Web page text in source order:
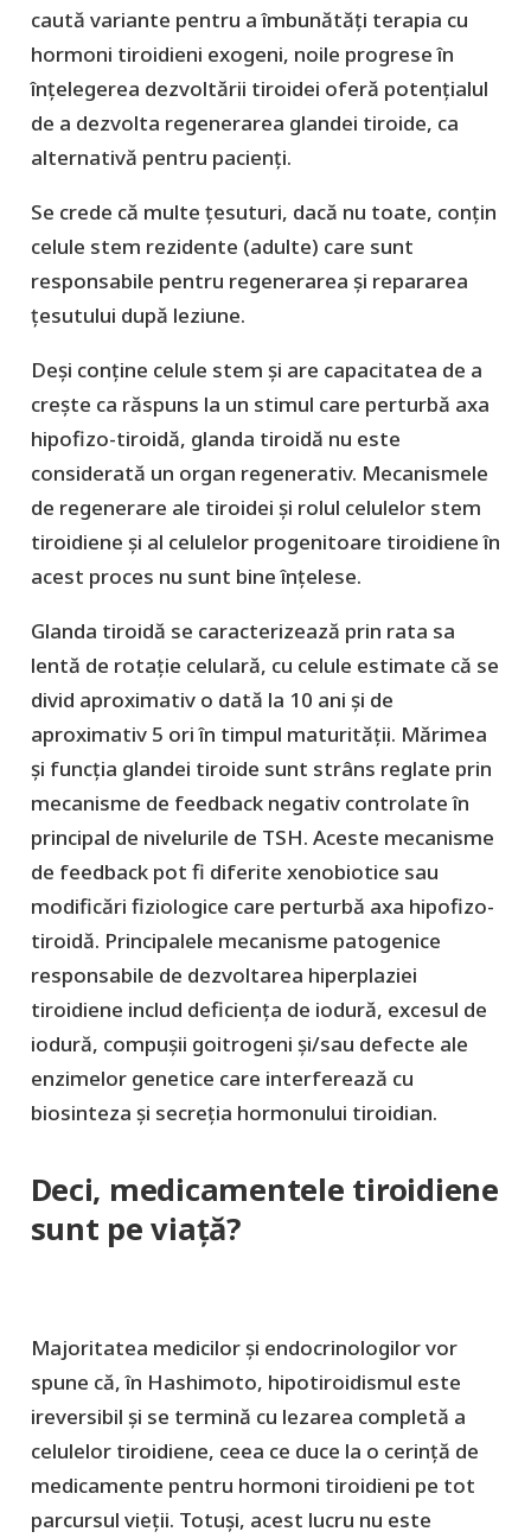
caută variante pentru a îmbunătăți terapia cu
hormoni tiroidieni exogeni, noile progrese în
înțelegerea dezvoltării tiroidei oferă potențialul
de a dezvolta regenerarea glandei tiroide, ca
alternativă pentru pacienți.
Se crede că multe țesuturi, dacă nu toate, conțin
celule stem rezidente (adulte) care sunt
responsabile pentru regenerarea și repararea
țesutului după leziune.
Deși conține celule stem și are capacitatea de a
crește ca răspuns la un stimul care perturbă axa
hipofizo-tiroidă, glanda tiroidă nu este
considerată un organ regenerativ. Mecanismele
de regenerare ale tiroidei și rolul celulelor stem
tiroidiene și al celulelor progenitoare tiroidiene în
acest proces nu sunt bine înțelese.
Glanda tiroidă se caracterizează prin rata sa
lentă de rotație celulară, cu celule estimate că se
divid aproximativ o dată la 10 ani și de
aproximativ 5 ori în timpul maturității. Mărimea
și funcția glandei tiroide sunt strâns reglate prin
mecanisme de feedback negativ controlate în
principal de nivelurile de TSH. Aceste mecanisme
de feedback pot fi diferite xenobiotice sau
modificări fiziologice care perturbă axa hipofizo-
tiroidă. Principalele mecanisme patogenice
responsabile de dezvoltarea hiperplaziei
tiroidiene includ deficiența de iodură, excesul de
iodură, compușii goitrogeni și/sau defecte ale
enzimelor genetice care interferează cu
biosinteza și secreția hormonului tiroidian.
Deci, medicamentele tiroidiene
sunt pe viață?
Majoritatea medicilor și endocrinologilor vor
spune că, în Hashimoto, hipotiroidismul este
ireversibil și se termină cu lezarea completă a
celulelor tiroidiene, ceea ce duce la o cerință de
medicamente pentru hormoni tiroidieni pe tot
parcursul vieții. Totuși, acest lucru nu este